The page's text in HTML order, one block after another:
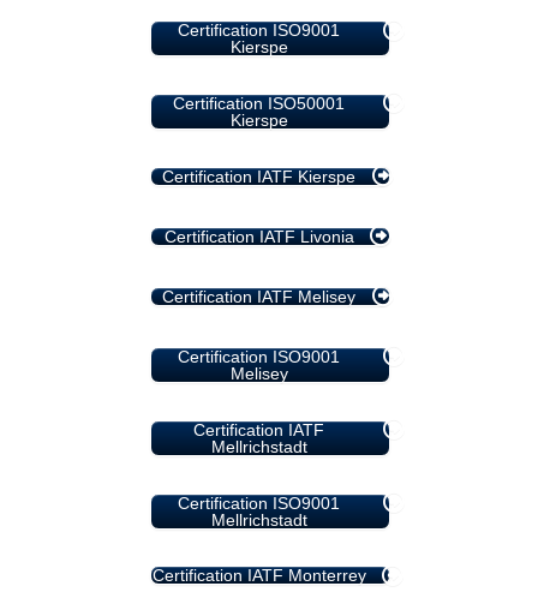
Certification ISO9001
Kierspe
Certification ISO50001
Kierspe
Certification IATF Kierspe
Certification IATF Livonia
Certification IATF Melisey
Certification ISO9001
Melisey
Certification IATF
Mellrichstadt
Certification ISO9001
Mellrichstadt
Certification IATF Monterrey